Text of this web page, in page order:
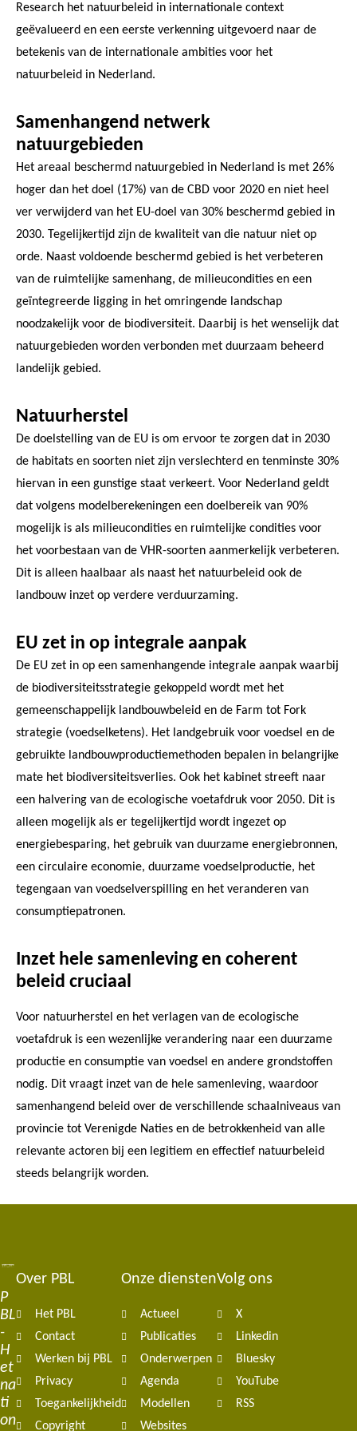
Research het natuurbeleid in internationale context
geëvalueerd en een eerste verkenning uitgevoerd naar de
betekenis van de internationale ambities voor het
natuurbeleid in Nederland.
Samenhangend netwerk
natuurgebieden
Het areaal beschermd natuurgebied in Nederland is met 26%
hoger dan het doel (17%) van de CBD voor 2020 en niet heel
ver verwijderd van het EU-doel van 30% beschermd gebied in
2030. Tegelijkertijd zijn de kwaliteit van die natuur niet op
orde. Naast voldoende beschermd gebied is het verbeteren
van de ruimtelijke samenhang, de milieucondities en een
geïntegreerde ligging in het omringende landschap
noodzakelijk voor de biodiversiteit. Daarbij is het wenselijk dat
natuurgebieden worden verbonden met duurzaam beheerd
landelijk gebied.
Natuurherstel
De doelstelling van de EU is om ervoor te zorgen dat in 2030
de habitats en soorten niet zijn verslechterd en tenminste 30%
hiervan in een gunstige staat verkeert. Voor Nederland geldt
dat volgens modelberekeningen een doelbereik van 90%
mogelijk is als milieucondities en ruimtelijke condities voor
het voorbestaan van de VHR-soorten aanmerkelijk verbeteren.
Dit is alleen haalbaar als naast het natuurbeleid ook de
landbouw inzet op verdere verduurzaming.
EU zet in op integrale aanpak
De EU zet in op een samenhangende integrale aanpak waarbij
de biodiversiteitsstrategie gekoppeld wordt met het
gemeenschappelijk landbouwbeleid en de Farm tot Fork
strategie (voedselketens). Het landgebruik voor voedsel en de
gebruikte landbouwproductiemethoden bepalen in belangrijke
mate het biodiversiteitsverlies. Ook het kabinet streeft naar
een halvering van de ecologische voetafdruk voor 2050. Dit is
alleen mogelijk als er tegelijkertijd wordt ingezet op
energiebesparing, het gebruik van duurzame energiebronnen,
een circulaire economie, duurzame voedselproductie, het
tegengaan van voedselverspilling en het veranderen van
consumptiepatronen.
Inzet hele samenleving en coherent
beleid cruciaal
Voor natuurherstel en het verlagen van de ecologische
voetafdruk is een wezenlijke verandering naar een duurzame
productie en consumptie van voedsel en andere grondstoffen
nodig. Dit vraagt inzet van de hele samenleving, waardoor
samenhangend beleid over de verschillende schaalniveaus van
provincie tot Verenigde Naties en de betrokkenheid van alle
relevante actoren bij een legitiem en effectief natuurbeleid
steeds belangrijk worden.
P
BL
-
H
et
na
ti
on
Footer
navigation
Over PBL
Het PBL
Contact
Werken bij PBL
Privacy
Toegankelijkheid
Copyright
Onze diensten
Actueel
Publicaties
Onderwerpen
Agenda
Modellen
Websites
Volg ons
X
Linkedin
Bluesky
YouTube
RSS